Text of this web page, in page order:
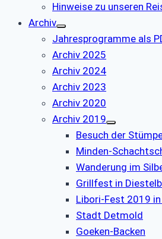
Hinweise zu unseren
Archiv
Jahresprogramme als
Archiv 2025
Archiv 2024
Archiv 2023
Archiv 2020
Archiv 2019
Besuch der
Minden-
Wanderung im
Grillfest in
Libori-Fest 2019
Stadt Detmold
Goeken-Backen